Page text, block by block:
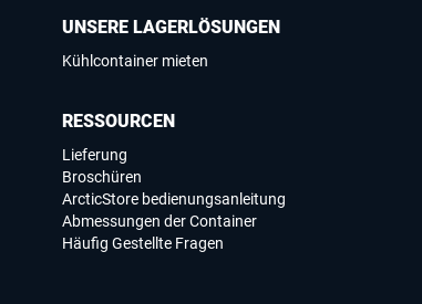
UNSERE LAGERLÖSUNGEN
Kühlcontainer mieten
RESSOURCEN
Lieferung
Broschüren
ArcticStore bedienungsanleitung
Abmessungen der Container
Häufig Gestellte Fragen